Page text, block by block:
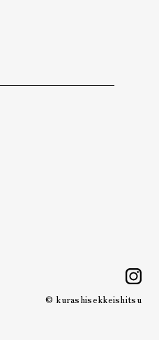
© kurashisekkeishitsu